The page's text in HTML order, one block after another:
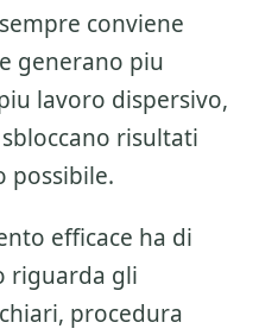
conviene
generano piu
lavoro dispersivo,
risultati
possibile.
efficace ha di
riguarda gli
procedura